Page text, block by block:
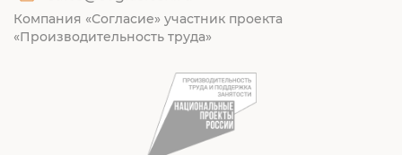
Компания «Согласие» участник проекта
«Производительность труда»